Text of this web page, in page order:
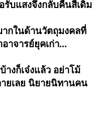
รับแสงจึงกลับคืนสีเดิม
ากในด้านวัตถุมงคลที่
จารย์ยุคเก่า...
งก็เจ๋งแล้ว อย่าโม้
ายเลย นิยายนิทานคน